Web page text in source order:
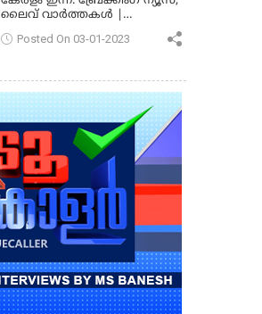
ലൈവ് വാർത്തകൾ |
Posted On 03-01-2023